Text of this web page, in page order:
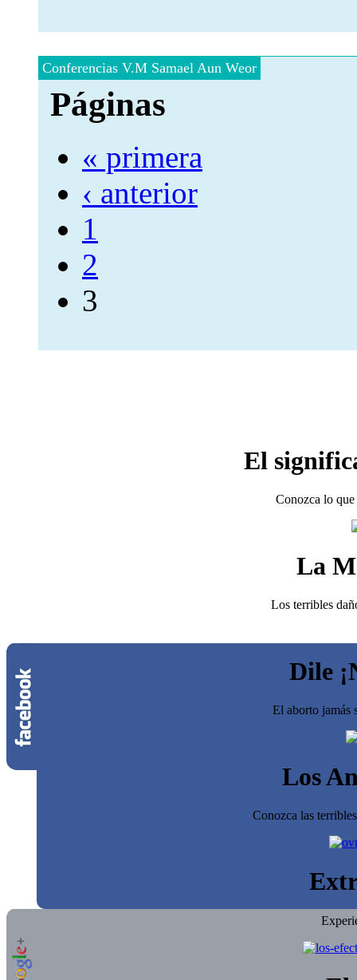
Conferencias V.M Samael Aun Weor
Páginas
« primera
‹ anterior
1
2
3
El
Conozca lo
La
Los terribles
Dile
El aborto jamás
Los
Conozca las